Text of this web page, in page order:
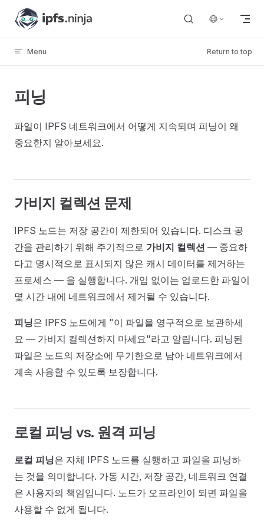
Skip to content
Menu Return to top
피닝
파일이 IPFS 네트워크에서 어떻게 지속되며 피닝이 왜
중요한지 알아보세요.
가비지 컬렉션 문제
IPFS 노드는 저장 공간이 제한되어 있습니다. 디스크 공
간을 관리하기 위해 주기적으로 가비지 컬렉션 — 중요하
다고 명시적으로 표시되지 않은 캐시 데이터를 제거하는
프로세스 — 을 실행합니다. 개입 없이는 업로드한 파일이
몇 시간 내에 네트워크에서 제거될 수 있습니다.
피닝은 IPFS 노드에게 "이 파일을 영구적으로 보관하세
요 — 가비지 컬렉션하지 마세요"라고 알립니다. 피닝된
파일은 노드의 저장소에 무기한으로 남아 네트워크에서
계속 사용할 수 있도록 보장합니다.
로컬 피닝 vs. 원격 피닝
로컬 피닝은 자체 IPFS 노드를 실행하고 파일을 피닝하
는 것을 의미합니다. 가동 시간, 저장 공간, 네트워크 연결
은 사용자의 책임입니다. 노드가 오프라인이 되면 파일을
사용할 수 없게 됩니다.